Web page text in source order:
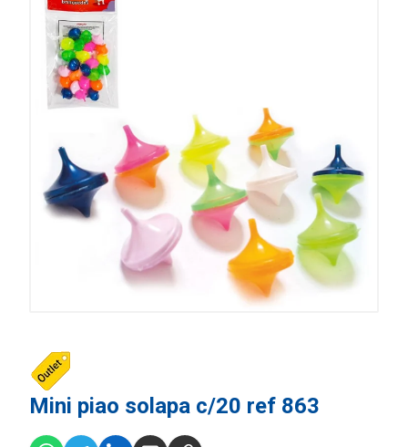
Mini piao solapa c/20 ref 863